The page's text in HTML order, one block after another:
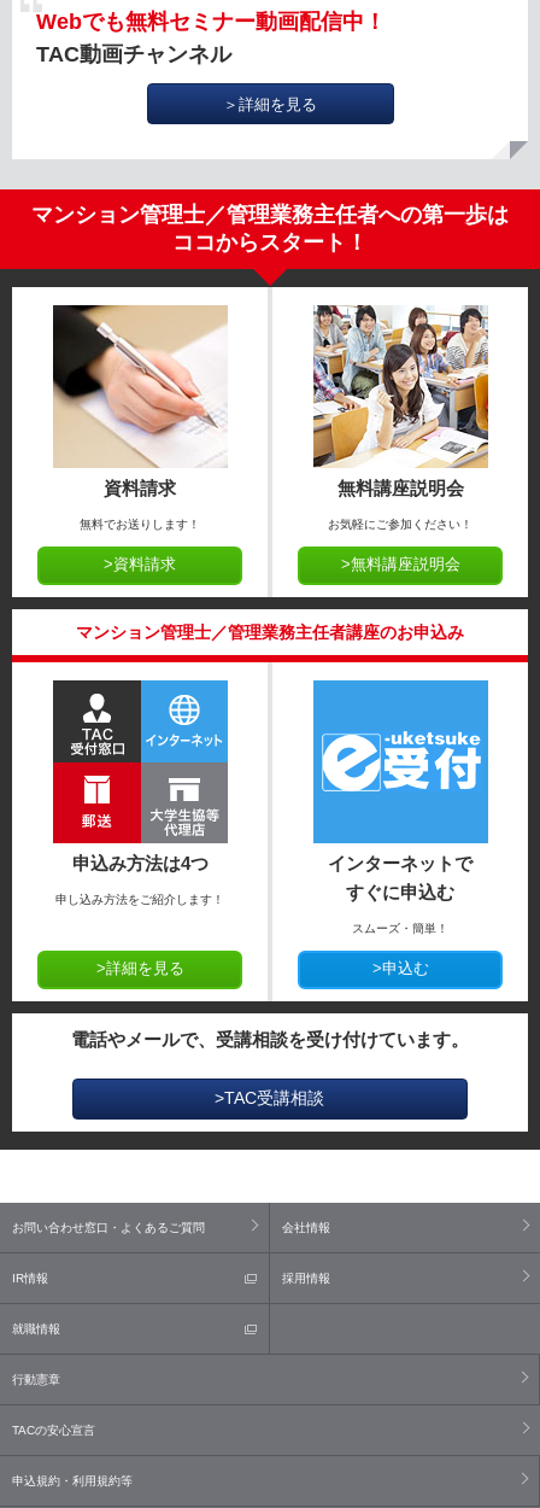
Webでも無料セミナー動画配信中！
TAC動画チャンネル
＞詳細を見る
マンション管理士／管理業務主任者への第一歩は
ココからスタート！
資料請求
無料でお送りします！
>資料請求
無料講座説明会
お気軽にご参加ください！
>無料講座説明会
マンション管理士／管理業務主任者講座のお申込み
申込み方法は4つ
申し込み方法をご紹介します！
>詳細を見る
インターネットで
すぐに申込む
スムーズ・簡単！
>申込む
電話やメールで、受講相談を受け付けています。
>TAC受講相談
お問い合わせ窓口・よくあるご質問 会社情報
IR情報 採用情報
就職情報
行動憲章
TACの安心宣言
申込規約・利用規約等